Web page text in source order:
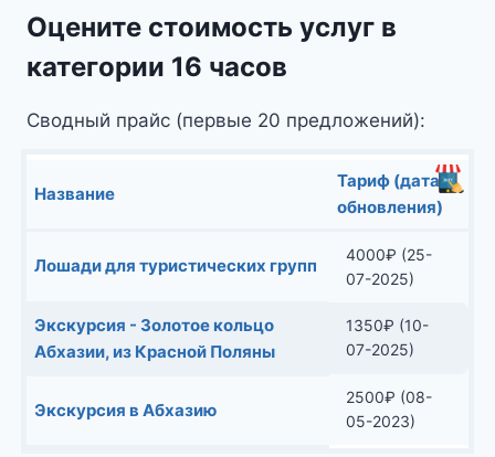
Оцените стоимость услуг в
категории 16 часов
Сводный прайс (первые 20 предложений):
Название
Тариф (дата
обновления)
Лошади для туристических групп
4000₽ (25-
07-2025)
Экскурсия - Золотое кольцо
Абхазии, из Красной Поляны
1350₽ (10-
07-2025)
Экскурсия в Абхазию
2500₽ (08-
05-2023)